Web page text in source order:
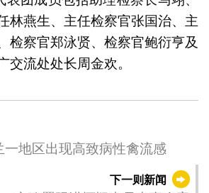
林燕生、主任检察官张国治、主
检察官郑泳贤、检察官鲍衍亨及
交流处处长周金欢。
一地区出现高致病性禽流感
下一则新闻